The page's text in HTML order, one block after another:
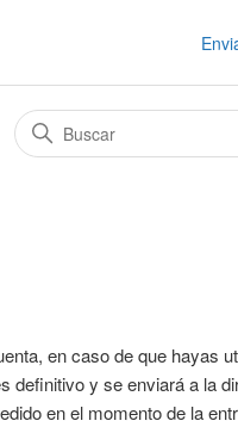
en caso de que hayas
definitivo y se enviará a la
en el momento de la